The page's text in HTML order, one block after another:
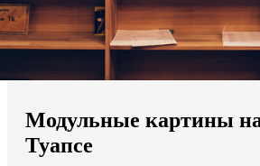
Мы доставляем по всему миру
Продолжить без города
Модульные картины на
Туапсе